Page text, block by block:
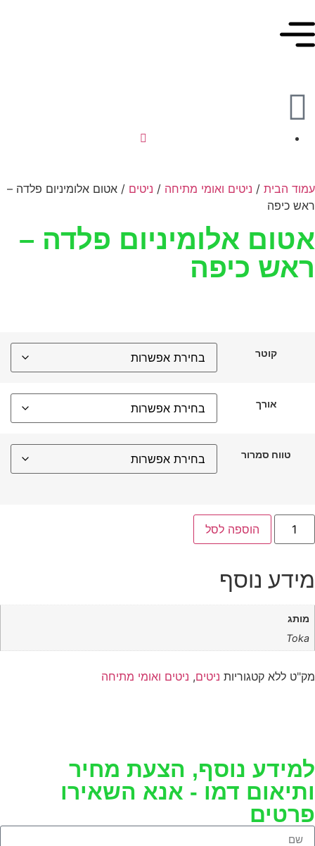
עמוד הבית/ ניטים ואומי מתיחה / ניטים / אטום אלומיניום פלדה –
ראש כיפה
אטום אלומיניום פלדה –
ראש כיפה
קוטר
אורך
טווח סמרור
הוספה לסל
מידע נוסף
מותג
Toka
מק"ט ללא קטגוריות ניטים, ניטים ואומי מתיחה
למידע נוסף, הצעת מחיר
ותיאום דמו - אנא השאירו
פרטים